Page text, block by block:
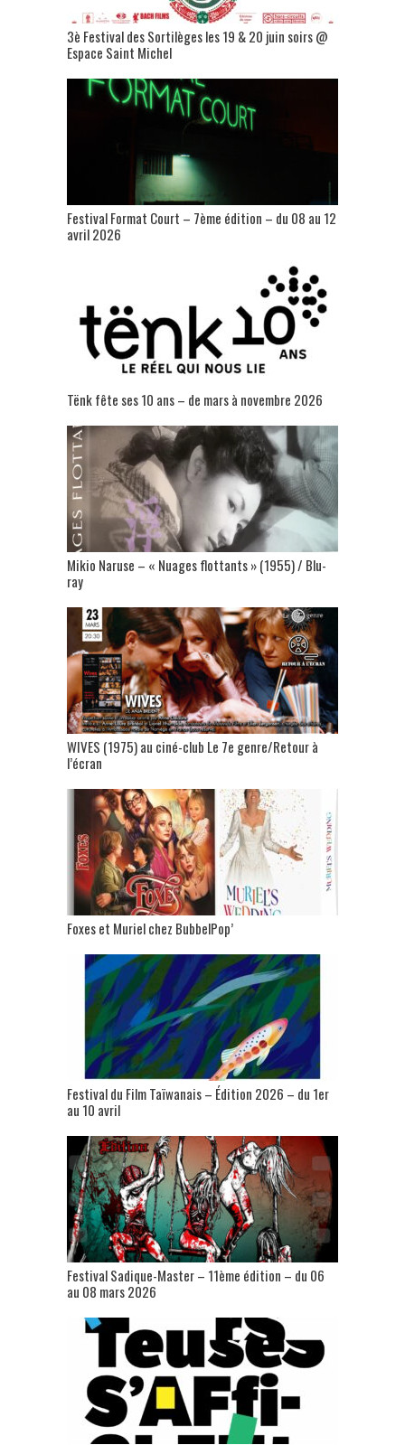
3è Festival des Sortilèges les 19 & 20 juin soirs @
Espace Saint Michel
Festival Format Court – 7ème édition – du 08 au 12
avril 2026
Tënk fête ses 10 ans – de mars à novembre 2026
Mikio Naruse – « Nuages flottants » (1955) / Blu-
ray
WIVES (1975) au ciné-club Le 7e genre/Retour à
l’écran
Foxes et Muriel chez BubbelPop’
Festival du Film Taïwanais – Édition 2026 – du 1er
au 10 avril
Festival Sadique-Master – 11ème édition – du 06
au 08 mars 2026